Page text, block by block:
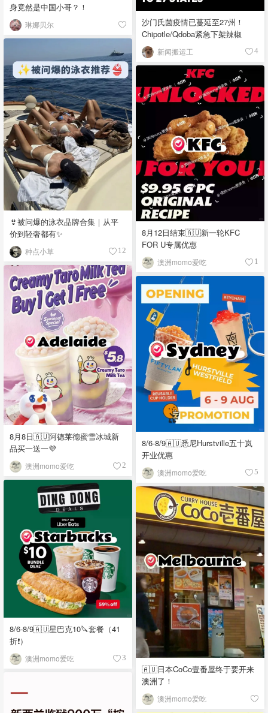
身竟然是中国小哥？！
琳娜贝尔
沙门氏菌疫情已蔓延至27州！
Chipotle/Qdoba紧急下架辣椒
新闻搬运工 4
👙被问爆的泳衣品牌合集｜从平
价到轻奢都有✨
种点小草 12
8月12日结束🇦🇺新一轮KFC
FOR U专属优惠
澳洲momo爱吃 1
8月8日🇦🇺阿德莱德蜜雪冰城新
品买一送一💜
澳洲momo爱吃 2
8/6-8/9🇦🇺悉尼Hurstville五十岚
开业优惠
澳洲momo爱吃 5
8/6-8/9🇦🇺星巴克10🔪套餐（41
折❗）
澳洲momo爱吃 3
🇦🇺日本CoCo壹番屋终于要开来
澳洲了！
澳洲momo爱吃